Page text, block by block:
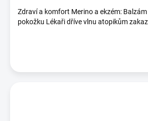
Zdraví a komfort Merino a ekzém:
pokožku Lékaři dříve vlnu atopikům